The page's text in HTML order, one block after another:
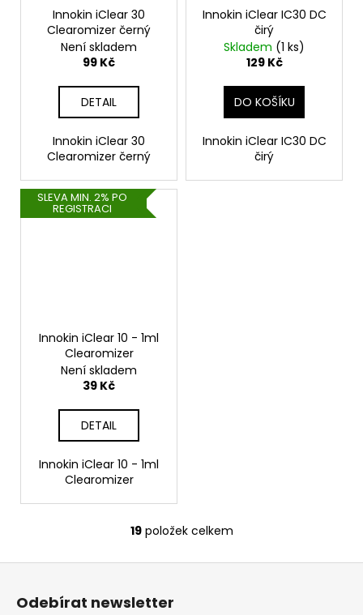
Innokin iClear 30
Clearomizer černý
Není skladem
99 Kč
DETAIL
Innokin iClear 30
Clearomizer černý
Innokin iClear IC30 DC
čirý
Skladem (1 ks)
129 Kč
DO KOŠÍKU
Innokin iClear IC30 DC
čirý
SLEVA MIN. 2% PO
REGISTRACI
Innokin iClear 10 - 1ml
Clearomizer
Není skladem
39 Kč
DETAIL
Innokin iClear 10 - 1ml
Clearomizer
O
v
19položek celkem
Z
Odebírat newsletter